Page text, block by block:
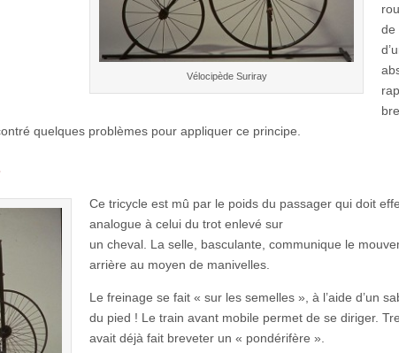
Vélocipède Suriray
de
quelques problèmes pour appliquer ce principe.
Ce tricycle est mû par le poids du passager qui doit
analogue à celui du trot enlevé sur
un cheval. La selle, basculante, communique le
arrière au moyen de manivelles.
Le freinage se fait « sur les semelles », à l’aide d’un
du pied ! Le train avant mobile permet de se diriger.
avait déjà fait breveter un « pondérifère ».